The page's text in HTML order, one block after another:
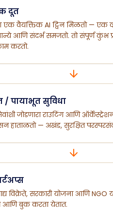
दूत
एक वैयक्तिक AI ट्विन मिळतो — एक
आणि संदर्भ समजतो. तो संपूर्ण कुंभ
करतो.
/ पायाभूत सुविधा
जोडणारा राउटिंग आणि
हाताळतो — अखंड, सुरक्षित
विक्रेते, सरकारी योजना आणि NGO
आणि बुक करता येतात.